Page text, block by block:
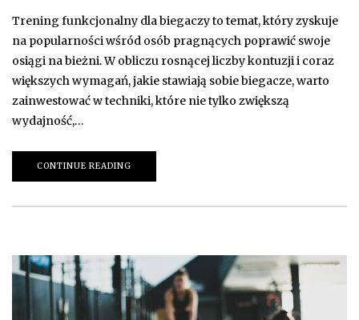
Trening funkcjonalny dla biegaczy to temat, który zyskuje
na popularności wśród osób pragnących poprawić swoje
osiągi na bieżni. W obliczu rosnącej liczby kontuzji i coraz
większych wymagań, jakie stawiają sobie biegacze, warto
zainwestować w techniki, które nie tylko zwiększą
wydajność,…
CONTINUE READING